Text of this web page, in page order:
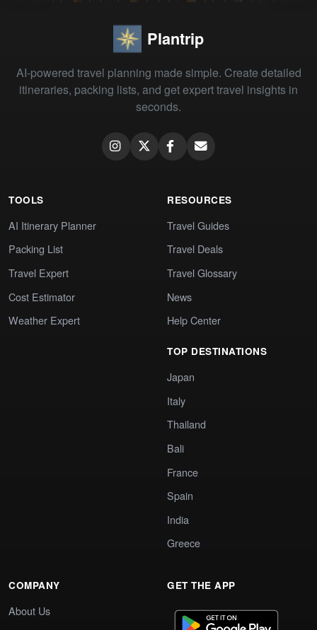
Plantrip
AI-powered travel planning made simple. Create detailed
itineraries, packing lists, and get expert travel insights in
seconds.
TOOLS
AI Itinerary Planner
Packing List
Travel Expert
Cost Estimator
Weather Expert
RESOURCES
Travel Guides
Travel Deals
Travel Glossary
News
Help Center
TOP DESTINATIONS
Japan
Italy
Thailand
Bali
France
Spain
India
Greece
COMPANY
About Us
GET THE APP